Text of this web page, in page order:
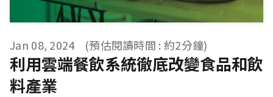
Jan 08, 2024 (預估閱讀時間 : 約2分鐘)
利用雲端餐飲系統徹底改變食品和飲
料產業